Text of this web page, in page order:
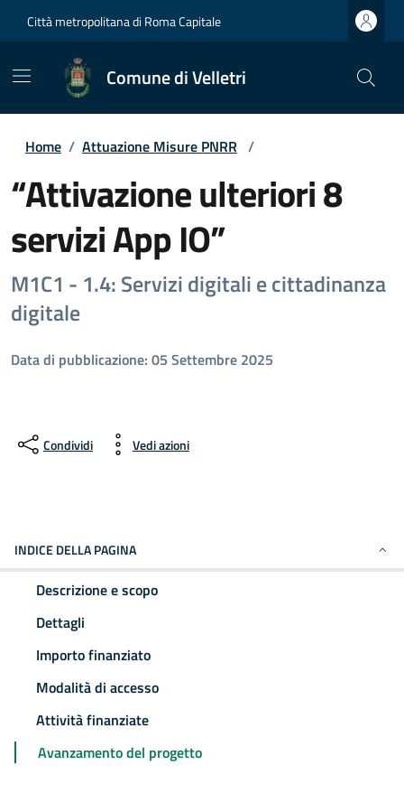
Città metropolitana di Roma Capitale
Comune di Velletri
Home / Attuazione Misure PNRR /
“Attivazione ulteriori 8
servizi App IO”
M1C1 - 1.4: Servizi digitali e cittadinanza
digitale
Data di pubblicazione: 05 Settembre 2025
Condividi Vedi azioni
INDICE DELLA PAGINA
Descrizione e scopo
Dettagli
Importo finanziato
Modalità di accesso
Attività finanziate
Avanzamento del progetto